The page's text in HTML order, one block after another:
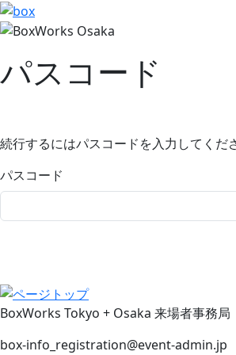
パスコード
続行するにはパスコードを入力してくだ
パスコード
BoxWorks Tokyo + Osaka 来場者事務局
box-info_registration@event-admin.jp